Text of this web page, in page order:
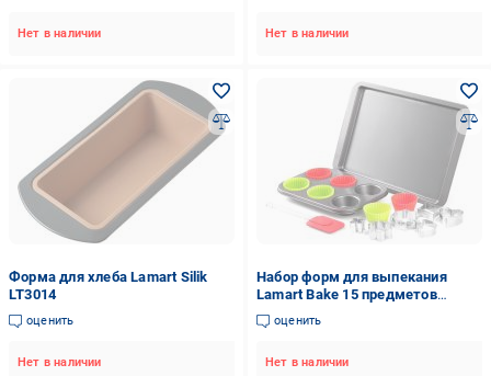
Нет в наличии Нет в наличии
Форма для хлеба Lamart Silik
LT3014
оценить
Нет в наличии
Набор форм для выпекания
Lamart Bake 15 предметов
LT3039
оценить
Нет в наличии